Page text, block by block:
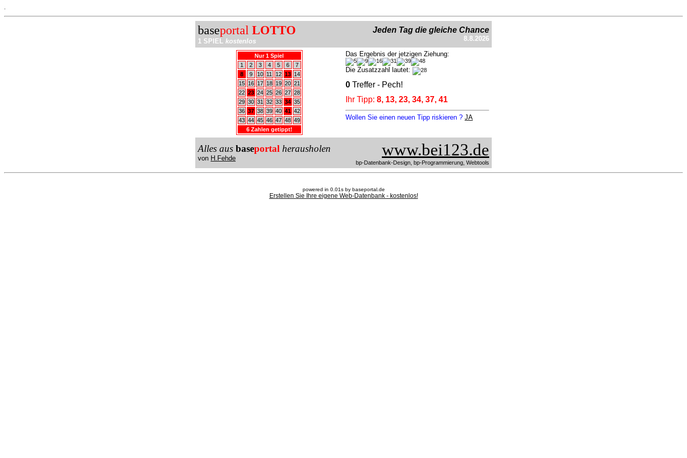
baseportal LOTTO
1 SPIEL kostenlos
Jeden Tag die gleiche Chance
8.8.2026
Nur 1 Spiel
1
2 3 4 5 6
7
8
9 10 11 12 13
14
15
16 17 18 19 20 21
22 23 24 25 26 27 28
29 30 31 32 33 34 35
36 37 38 39 40 41 42
43 44 45 46 47 48 49
6 Zahlen getippt!
Das Ergebnis der jetzigen Ziehung:
Die Zusatzzahl lautet:
0 Treffer - Pech!
Ihr Tipp: 8, 13, 23, 34, 37, 41
Wollen Sie einen neuen Tipp riskieren ? JA
Alles aus baseportal herausholen
von H.Fehde www.bei123.de
bp-Datenbank-Design, bp-Programmierung, Webtools
powered in 0.01s by baseportal.de
Erstellen Sie Ihre eigene Web-Datenbank - kostenlos!